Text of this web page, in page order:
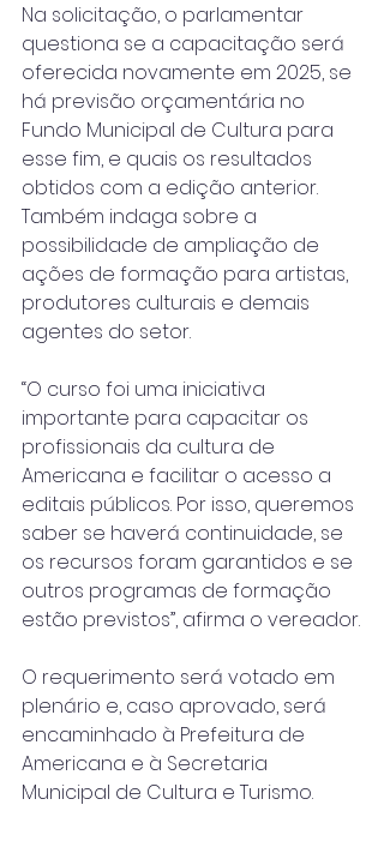
Na solicitação, o parlamentar
questiona se a capacitação será
oferecida novamente em 2025, se
há previsão orçamentária no
Fundo Municipal de Cultura para
esse fim, e quais os resultados
obtidos com a edição anterior.
Também indaga sobre a
possibilidade de ampliação de
ações de formação para artistas,
produtores culturais e demais
agentes do setor.
“O curso foi uma iniciativa
importante para capacitar os
profissionais da cultura de
Americana e facilitar o acesso a
editais públicos. Por isso, queremos
saber se haverá continuidade, se
os recursos foram garantidos e se
outros programas de formação
estão previstos”, afirma o vereador.
O requerimento será votado em
plenário e, caso aprovado, será
encaminhado à Prefeitura de
Americana e à Secretaria
Municipal de Cultura e Turismo.